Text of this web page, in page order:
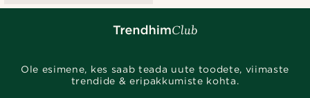
Ole esimene, kes saab teada uute toodete, viimaste
trendide & eripakkumiste kohta.